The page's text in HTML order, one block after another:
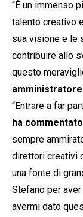
“È un immenso
talento creativo
sua visione e le
contribuire allo
questo
“Entrare a far
ha
sempre
direttori creativi
una fonte di
Stefano per
avermi dato